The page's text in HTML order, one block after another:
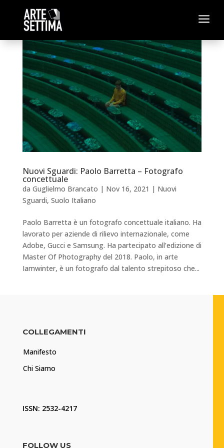
a
Nuovi Sguardi: Paolo Barretta – Fotografo
concettuale
da Guglielmo Brancato | Nov 16, 2021 | Nuovi
Sguardi, Suolo Italiano
Paolo Barretta è un fotografo concettuale italiano. Ha
lavorato per aziende di rilievo internazionale, come
Adobe, Gucci e Samsung. Ha partecipato all’edizione di
Master Of Photography del 2018. Paolo, in arte
Iamwinter, è un fotografo dal talento strepitoso che...
COLLEGAMENTI
Manifesto
Chi Siamo
ISSN: 2532-4217
FOLLOW US